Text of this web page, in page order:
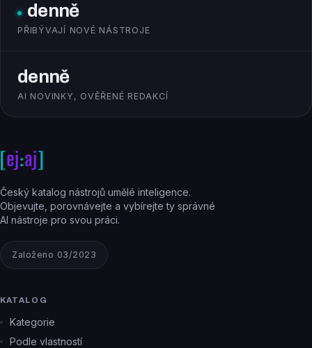
denně
PŘIBÝVAJÍ NOVÉ NÁSTROJE
denně
AI NOVINKY, OVĚŘENÉ REDAKCÍ
Český katalog nástrojů umělé inteligence.
Objevujte, porovnávejte a vybírejte ty správné
AI nástroje pro svou práci.
Založeno 03/2023
KATALOG
Kategorie
Podle vlastností